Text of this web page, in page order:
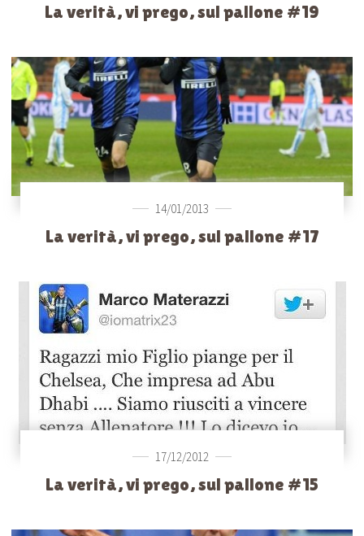
La verità, vi prego, sul pallone #19
14/01/2013
La verità, vi prego, sul pallone #17
17/12/2012
La verità, vi prego, sul pallone #15